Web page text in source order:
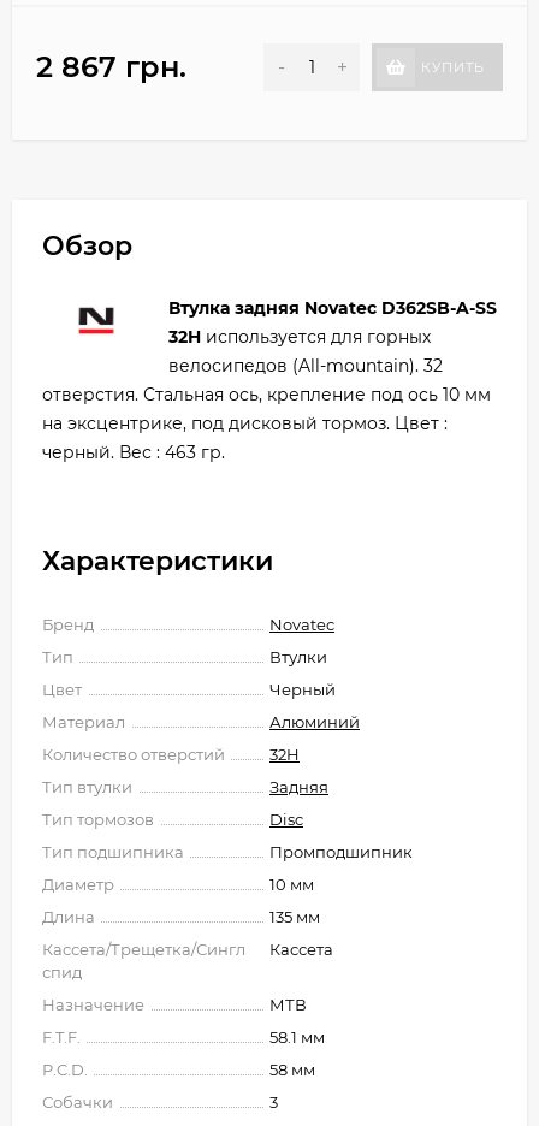
2 867 грн. - + КУПИТЬ
Обзор
Втулка задняя Novatec D362SB-A-SS
32H используется для горных
велосипедов (All-mountain). 32
отверстия. Стальная ось, крепление под ось 10 мм
на эксцентрике, под дисковый тормоз. Цвет :
черный. Вес : 463 гр.
Характеристики
Бренд
Novatec
Тип
Втулки
Цвет
Черный
Материал
Алюминий
Количество отверстий
32H
Тип втулки
Задняя
Тип тормозов
Disc
Тип подшипника
Промподшипник
Диаметр
10 мм
Длина
135 мм
Кассета/Трещетка/Сингл
спид
Кассета
Назначение
МТВ
F.T.F.
58.1 мм
P.C.D.
58 мм
Собачки
3